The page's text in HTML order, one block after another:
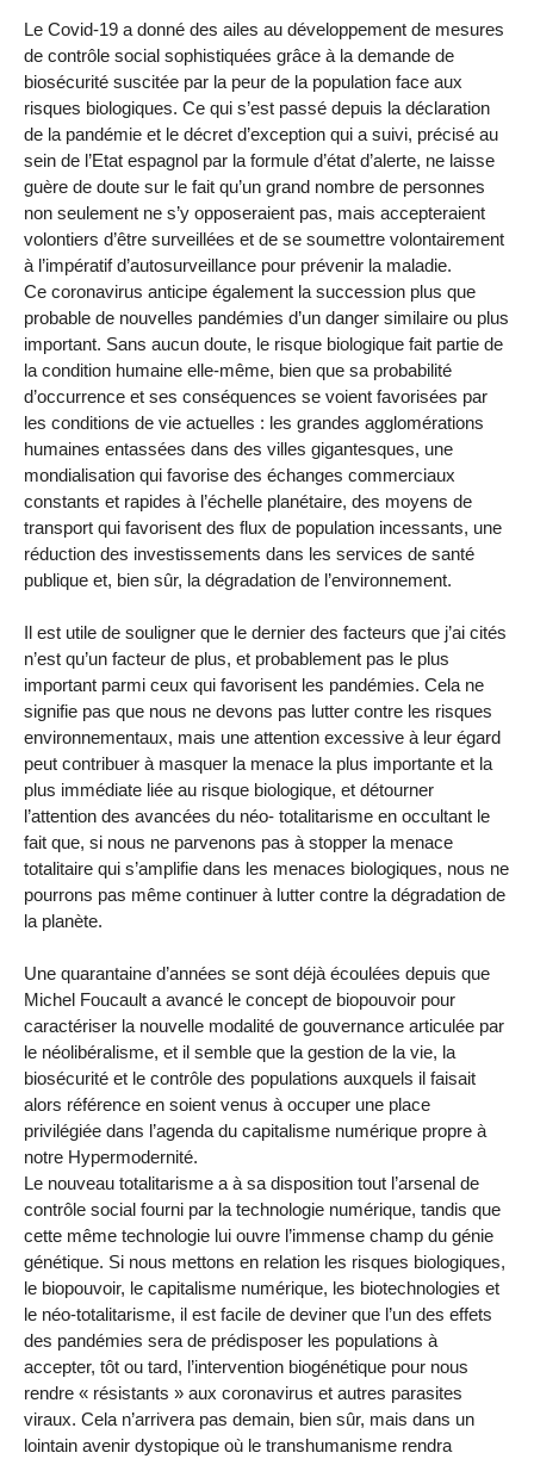
Le Covid-19 a donné des ailes au développement de mesures
de contrôle social sophistiquées grâce à la demande de
biosécurité suscitée par la peur de la population face aux
risques biologiques. Ce qui s’est passé depuis la déclaration
de la pandémie et le décret d’exception qui a suivi, précisé au
sein de l’Etat espagnol par la formule d’état d’alerte, ne laisse
guère de doute sur le fait qu’un grand nombre de personnes
non seulement ne s’y opposeraient pas, mais accepteraient
volontiers d’être surveillées et de se soumettre volontairement
à l’impératif d’autosurveillance pour prévenir la maladie.
Ce coronavirus anticipe également la succession plus que
probable de nouvelles pandémies d’un danger similaire ou plus
important. Sans aucun doute, le risque biologique fait partie de
la condition humaine elle-même, bien que sa probabilité
d’occurrence et ses conséquences se voient favorisées par
les conditions de vie actuelles : les grandes agglomérations
humaines entassées dans des villes gigantesques, une
mondialisation qui favorise des échanges commerciaux
constants et rapides à l’échelle planétaire, des moyens de
transport qui favorisent des flux de population incessants, une
réduction des investissements dans les services de santé
publique et, bien sûr, la dégradation de l’environnement.
Il est utile de souligner que le dernier des facteurs que j’ai cités
n’est qu’un facteur de plus, et probablement pas le plus
important parmi ceux qui favorisent les pandémies. Cela ne
signifie pas que nous ne devons pas lutter contre les risques
environnementaux, mais une attention excessive à leur égard
peut contribuer à masquer la menace la plus importante et la
plus immédiate liée au risque biologique, et détourner
l’attention des avancées du néo- totalitarisme en occultant le
fait que, si nous ne parvenons pas à stopper la menace
totalitaire qui s’amplifie dans les menaces biologiques, nous ne
pourrons pas même continuer à lutter contre la dégradation de
la planète.
Une quarantaine d’années se sont déjà écoulées depuis que
Michel Foucault a avancé le concept de biopouvoir pour
caractériser la nouvelle modalité de gouvernance articulée par
le néolibéralisme, et il semble que la gestion de la vie, la
biosécurité et le contrôle des populations auxquels il faisait
alors référence en soient venus à occuper une place
privilégiée dans l’agenda du capitalisme numérique propre à
notre Hypermodernité.
Le nouveau totalitarisme a à sa disposition tout l’arsenal de
contrôle social fourni par la technologie numérique, tandis que
cette même technologie lui ouvre l’immense champ du génie
génétique. Si nous mettons en relation les risques biologiques,
le biopouvoir, le capitalisme numérique, les biotechnologies et
le néo-totalitarisme, il est facile de deviner que l’un des effets
des pandémies sera de prédisposer les populations à
accepter, tôt ou tard, l’intervention biogénétique pour nous
rendre « résistants » aux coronavirus et autres parasites
viraux. Cela n’arrivera pas demain, bien sûr, mais dans un
lointain avenir dystopique où le transhumanisme rendra